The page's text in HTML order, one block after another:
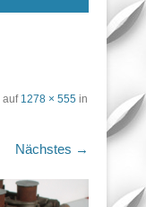
auf 1278 × 555 in
Nächstes →